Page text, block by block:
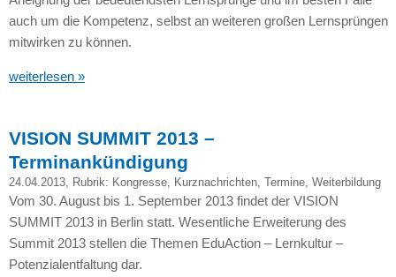
auch um die Kompetenz, selbst an weiteren großen Lernsprüngen
mitwirken zu können.
weiterlesen »
VISION SUMMIT 2013 –
Terminankündigung
24.04.2013, Rubrik: Kongresse, Kurznachrichten, Termine, Weiterbildung
Vom 30. August bis 1. September 2013 findet der VISION
SUMMIT2013 in Berlin statt. Wesentliche Erweiterung des
Summit 2013 stellen die Themen EduAction – Lernkultur –
Potenzialentfaltung dar.